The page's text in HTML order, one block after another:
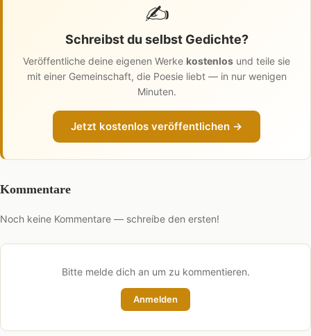
✍️
Schreibst du selbst Gedichte?
Veröffentliche deine eigenen Werke kostenlos und teile sie
mit einer Gemeinschaft, die Poesie liebt — in nur wenigen
Minuten.
Jetzt kostenlos veröffentlichen →
Kommentare
Noch keine Kommentare — schreibe den ersten!
Bitte melde dich an um zu kommentieren.
Anmelden